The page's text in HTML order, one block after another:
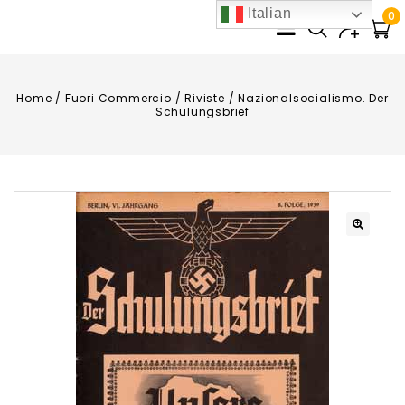
0
Home / Fuori Commercio /Riviste /Nazionalsocialismo. Der
Schulungsbrief
Italian